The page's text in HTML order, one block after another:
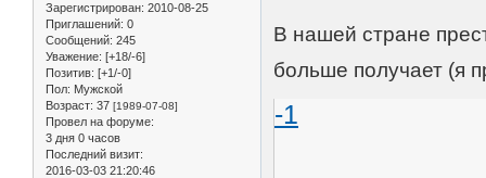
Зарегистрирован: 2010-08-25
Приглашений: 0
Сообщений: 245
Уважение: [+18/-6]
Позитив: [+1/-0]
Пол: Мужской
Возраст: 37 [1989-07-08]
Провел на форуме:
3 дня 0 часов
Последний визит:
2016-03-03 21:20:46
В нашей стране
больше получает (я
-1